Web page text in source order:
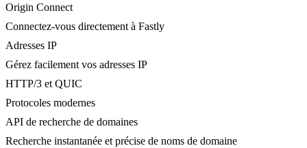
Origin Connect
Connectez-vous directement à Fastly
Adresses IP
Gérez facilement vos adresses IP
HTTP/3 et QUIC
Protocoles modernes
API de recherche de domaines
Recherche instantanée et précise de noms de domaine